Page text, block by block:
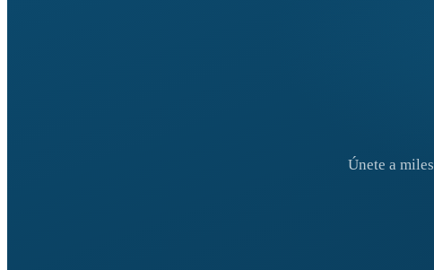
Únete a